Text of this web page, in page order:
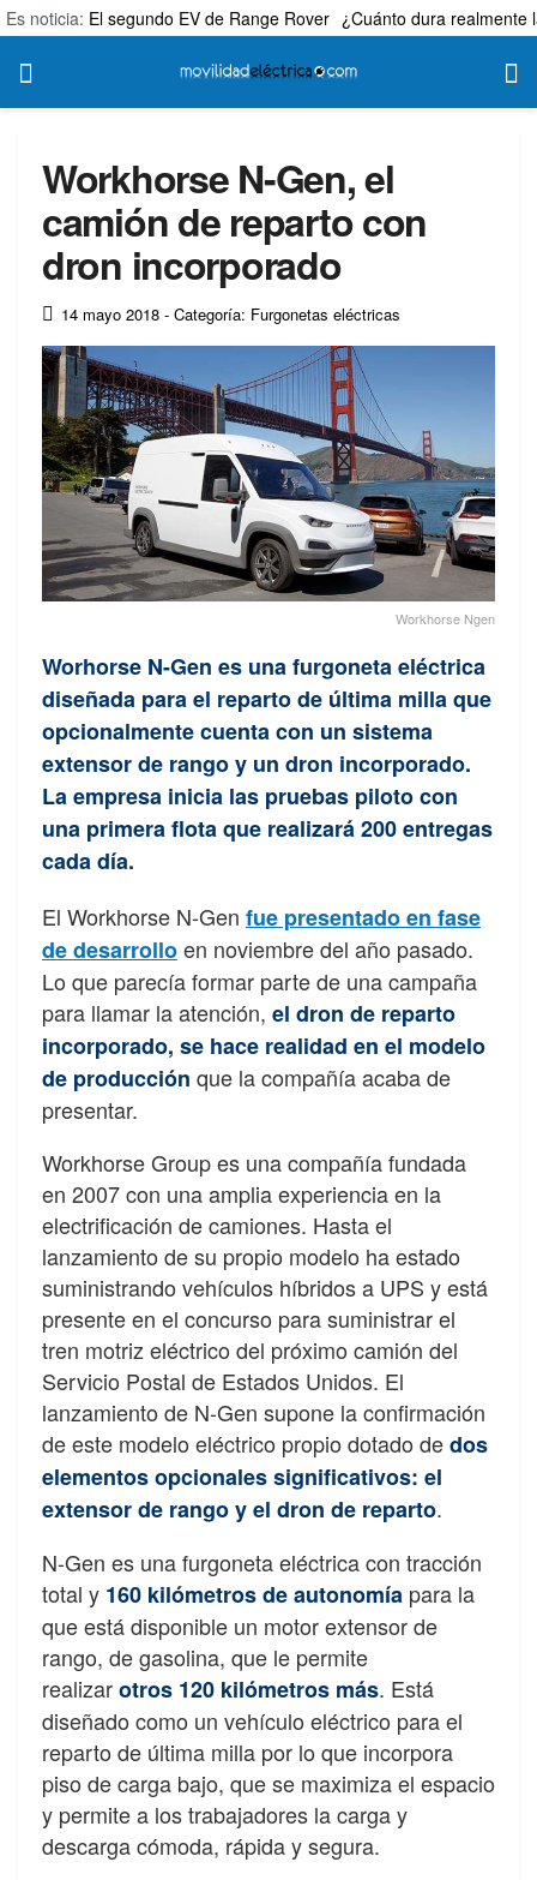
Es noticia: El segundo EV de Range Rover ¿Cuánto dura realmente
Workhorse N-Gen, el
camión de reparto con
dron incorporado
14 mayo 2018 - Categoría: Furgonetas eléctricas
Workhorse Ngen
Worhorse N-Gen es una furgoneta eléctrica
diseñada para el reparto de última milla que
opcionalmente cuenta con un sistema
extensor de rango y un dron incorporado.
La empresa inicia las pruebas piloto con
una primera flota que realizará 200 entregas
cada día.
El Workhorse N-Gen fue presentado en fase
de desarrolloen noviembre del año pasado.
Lo que parecía formar parte de una campaña
para llamar la atención, el dron de reparto
incorporado, se hace realidad en el modelo
de producción que la compañía acaba de
presentar.
Workhorse Group es una compañía fundada
en 2007 con una amplia experiencia en la
electrificación de camiones. Hasta el
lanzamiento de su propio modelo ha estado
suministrando vehículos híbridos a UPS y está
presente en el concurso para suministrar el
tren motriz eléctrico del próximo camión del
Servicio Postal de Estados Unidos. El
lanzamiento de N-Gen supone la confirmación
de este modelo eléctrico propio dotado dedos
elementos opcionales significativos: el
extensor de rango y el dron de reparto.
N-Gen es una furgoneta eléctrica con tracción
total y 160 kilómetros de autonomía para la
que está disponible un motor extensor de
rango, de gasolina, que le permite
realizarotros 120 kilómetros más. Está
diseñado como un vehículo eléctrico para el
reparto de última milla por lo que incorpora
piso de carga bajo, que se maximiza el espacio
y permite a los trabajadores la carga y
descarga cómoda, rápida y segura.